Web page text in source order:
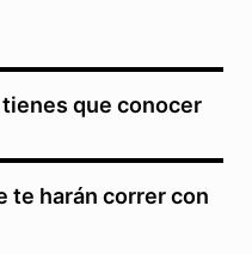
que conocer
te harán correr con